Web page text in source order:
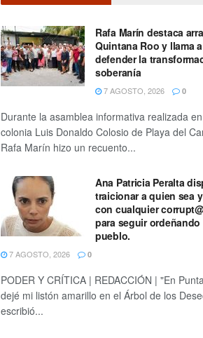
Rafa Marín destaca
Quintana Roo y llama a
defender la
soberanía
7 AGOSTO, 2026 0
Durante la asamblea informativa realizada
colonia Luis Donaldo Colosio de Playa del
Rafa Marín hizo un recuento...
Ana Patricia Peralta
traicionar a quien sea
con cualquier
para seguir ordeñando
pueblo.
7 AGOSTO, 2026 0
PODER Y CRÍTICA | REDACCIÓN | "En
dejé mi listón amarillo en el Árbol de los
escribió...